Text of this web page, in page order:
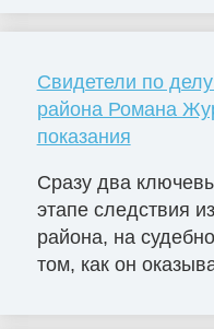
Свидетели по
района Романа
показания
Сразу два
этапе следствия
района, на
том, как он